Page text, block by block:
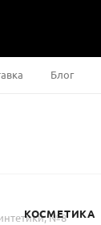
Блог
КОСМЕТИКА
№8